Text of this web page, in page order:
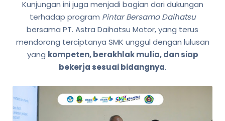
Kunjungan ini juga menjadi bagian dari dukungan
terhadap program Pintar Bersama Daihatsu
bersama PT. Astra Daihatsu Motor, yang terus
mendorong terciptanya SMK unggul dengan lulusan
yang kompeten, berakhlak mulia, dan siap
bekerja sesuai bidangnya.